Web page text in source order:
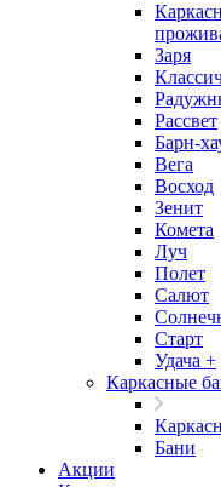
Заря
Рассвет
Барн-
Вега
Восход
Зенит
Комета
Луч
Полет
Салют
Старт
Удача +
Каркасные
Бани
Акции